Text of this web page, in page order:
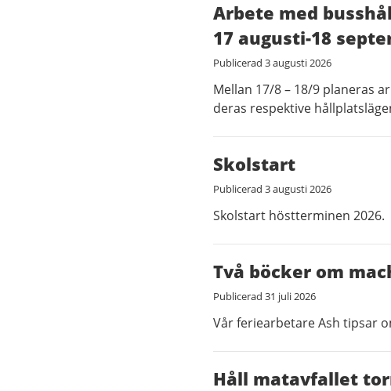
Arbete med
17 augusti-18
Publicerad 3 augusti 2026
Mellan 17/8 – 18/9 planeras
deras respektive
Skolstart
Publicerad 3 augusti 2026
Skolstart höstterminen 2026.
Två böcker om
Publicerad 31 juli 2026
Vår feriearbetare Ash tipsar
Håll matavfallet